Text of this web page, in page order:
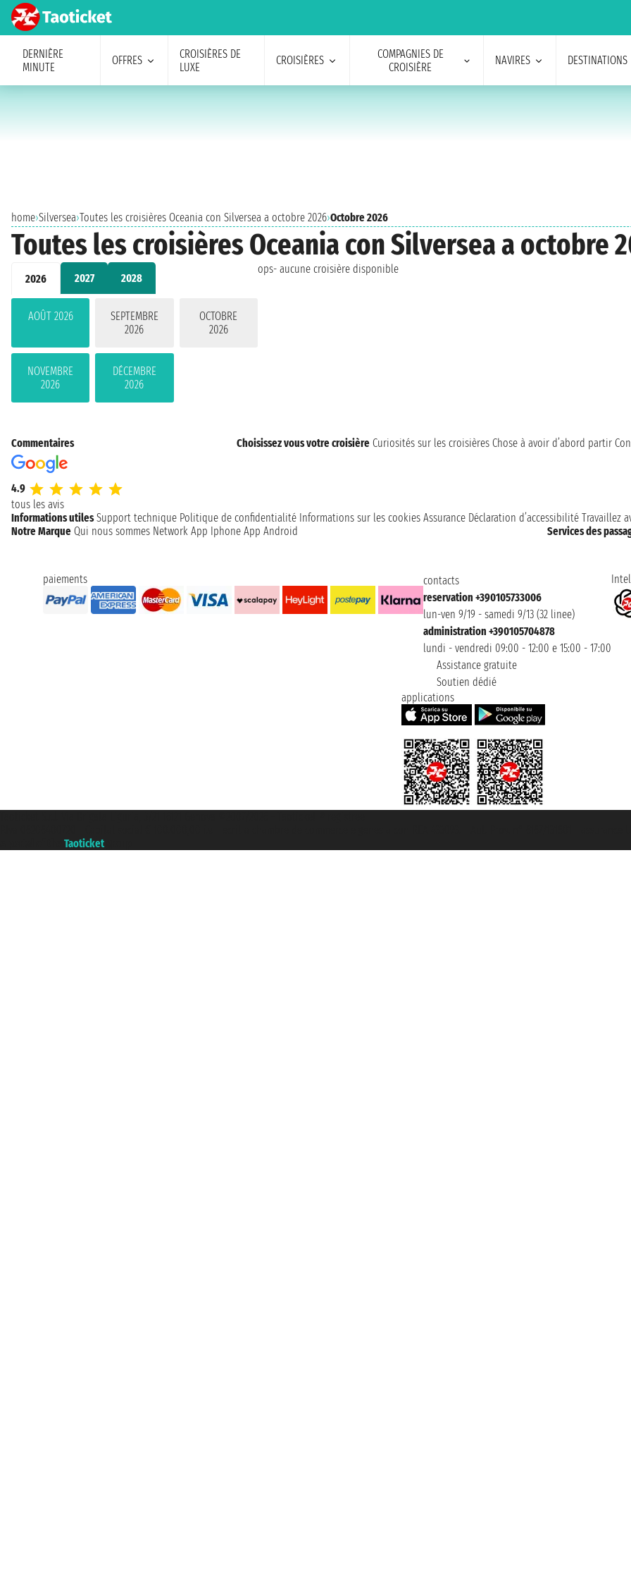
DERNIÈRE
MINUTE
OFFRES
CROISIÈRES DE
LUXE
CROISIÈRES
COMPAGNIES DE
CROISIÈRE
NAVIRES DESTINATIONS
home›Silversea›Toutes les croisières Oceania con Silversea a octobre 2026›Octobre 2026
Toutes les croisières Oceania con Silversea a octobre
2026 2027 2028
AOÛT 2026
SEPTEMBRE
2026
OCTOBRE
2026
NOVEMBRE
2026
DÉCEMBRE
2026
ops- aucune croisière disponible
Commentaires
4.9
tous les avis
Choisissez vous votre croisière Curiosités sur les croisières Chose à avoir d’abord partir
Informations utiles Support technique Politique de confidentialité Informations sur les cookies Assurance Déclaration d’accessibilité Travaillez
Notre Marque Qui nous sommes Network App Iphone App Android Services des
paiements
contacts
reservation +390105733006
lun-ven 9/19 - samedi 9/13 (32 linee)
administration +390105704878
lundi - vendredi 09:00 - 12:00 e 15:00 - 17:00
Assistance gratuite
Soutien dédié
applications
Taoticket